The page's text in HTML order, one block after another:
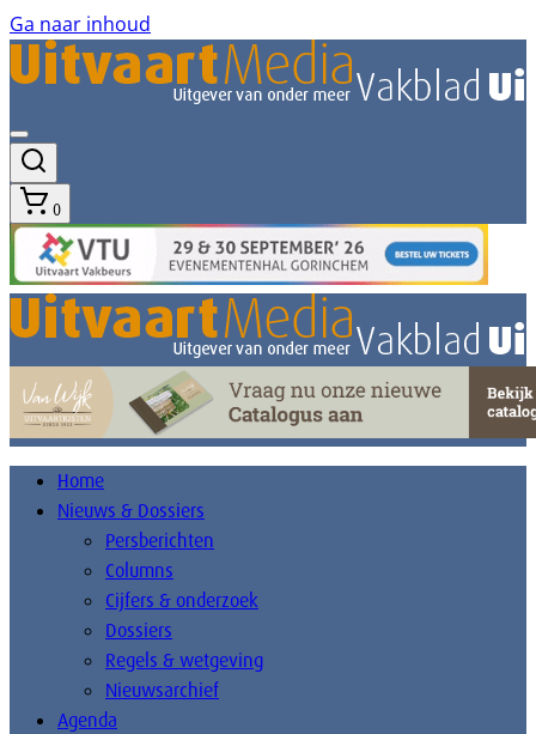
Ga naar inhoud
0
Home
Nieuws & Dossiers
Persberichten
Columns
Cijfers & onderzoek
Dossiers
Regels & wetgeving
Nieuwsarchief
Agenda